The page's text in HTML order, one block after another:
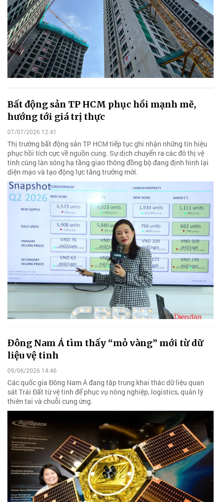
Bất động sản TP HCM phục hồi mạnh mẽ,
hướng tới giá trị thực
07/07/2026 12:41
Thị trường bất động sản TP HCM tiếp tục ghi nhận những tín hiệu
phục hồi tích cực về nguồn cung. Sự dịch chuyển ra các đô thị vệ
tinh cùng làn sóng hạ tầng giao thông đồng bộ đang định hình lại
diện mạo và tạo động lực tăng trưởng mớí.
Đông Nam Á tìm thấy “mỏ vàng” mới từ dữ
liệu vệ tinh
09/06/2026 14:46
Các quốc gia Đông Nam Á đang tập trung khai thác dữ liệu quan
sát Trái Đất từ vệ tinh để phục vụ nông nghiệp, logistics, quản lý
thiên tai và chuỗi cung ứng.